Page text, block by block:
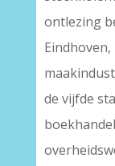
ontlezing
de vijfde